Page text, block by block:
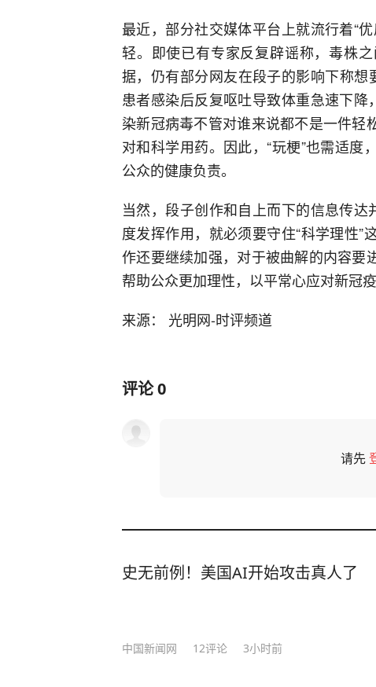
最近，部分社交媒体平台上就流行着“
轻。即使已有专家反复辟谣称，毒株
据，仍有部分网友在段子的影响下称想
患者感染后反复呕吐导致体重急速下降
染新冠病毒不管对谁来说都不是一件轻
对和科学用药。因此，“玩梗”也需适
公众的健康负责。
当然，段子创作和自上而下的信息传达
度发挥作用，就必须要守住“科学理性
作还要继续加强，对于被曲解的内容要
帮助公众更加理性，以平常心应对新冠
来源： 光明网-时评频道
评论0
请先
史无前例！美国AI开始攻击真人了
中国新闻网 12评论 3小时前